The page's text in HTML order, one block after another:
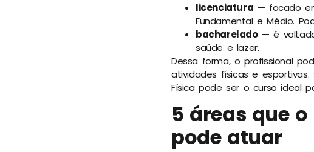
licenciatura — focado
Fundamental e Médio.
bacharelado— é voltado
saúde e lazer.
Dessa forma, o profissional
atividades físicas e
Física pode ser o curso ideal
5 áreas que
pode atuar